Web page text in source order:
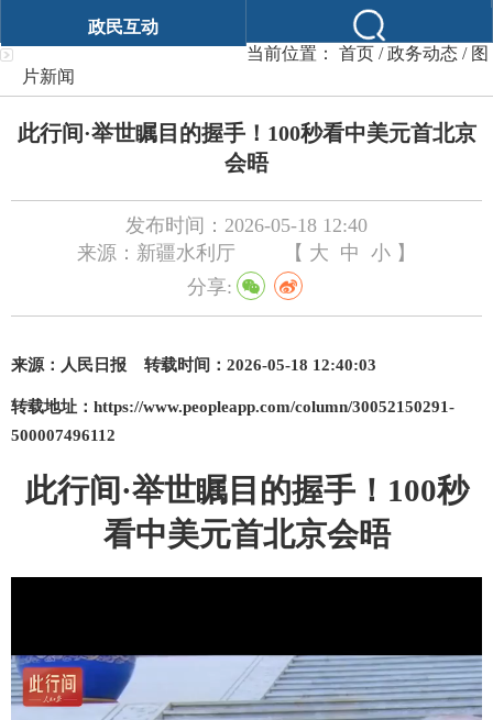
政民互动
当前位置： 首页 /政务动态 / 图
片新闻
此行间·举世瞩目的握手！100秒看中美元首北京
会晤
发布时间：2026-05-18 12:40
来源：新疆水利厅
【 大 中 小 】
分享:
来源： 人民日报 转载时间： 2026-05-18 12:40:03
转载地址： https://www.peopleapp.com/column/30052150291-
500007496112
此行间·举世瞩目的握手！100秒
看中美元首北京会晤